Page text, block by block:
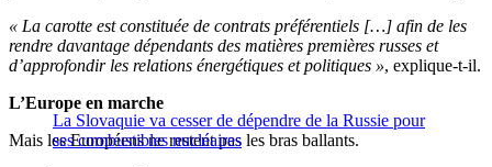
« La carotte est constituée de contrats préférentiels […] afin de les
rendre davantage dépendants des matières premières russes et
d’approfondir les relations énergétiques et politiques », explique-t-il.
La Slovaquie va cesser de dépendre de la Russie pour
ses combustibles nucléaires
L’Europe en marche
Mais les Européens ne restent pas les bras ballants.